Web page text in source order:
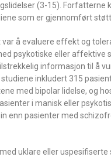
(3-15). Forfatterne
som er gjennomført
å evaluere effekt og
psykotiske eller affektive
informasjon til å
inkludert 315
med bipolar lidelse, og
i manisk eller
enn pasienter med
uklare eller uspesifiserte